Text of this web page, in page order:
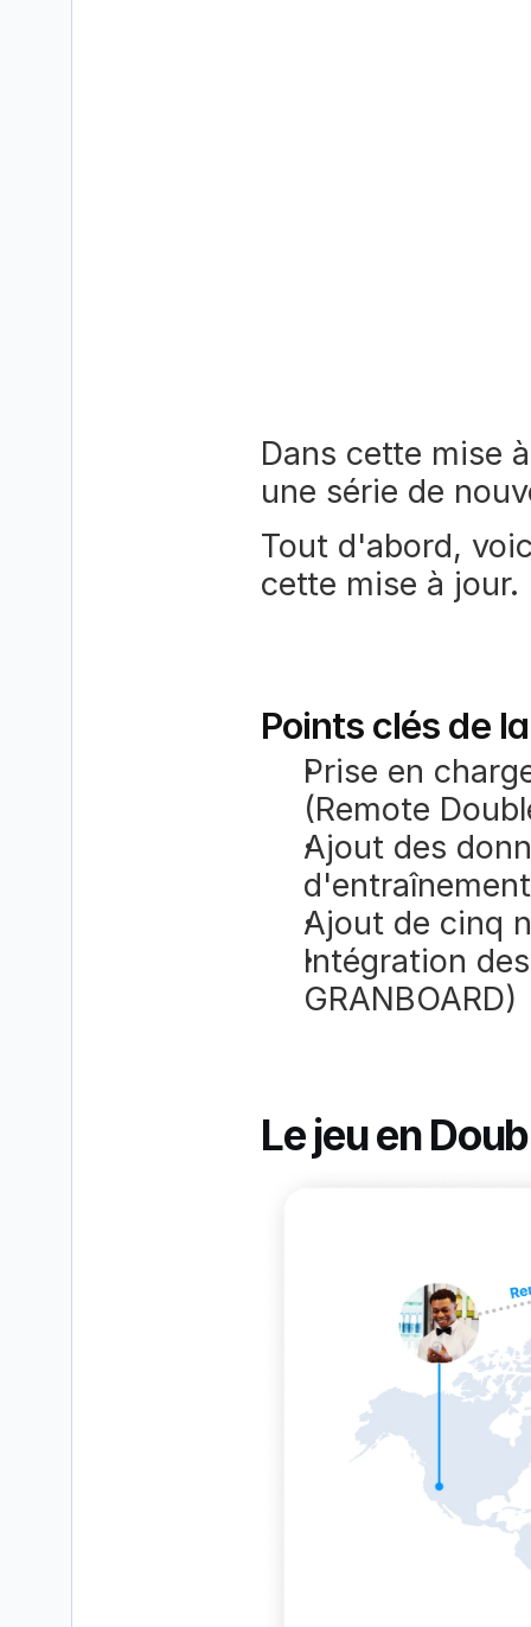
Dans cette mise
une série de
Tout d'abord,
cette mise à jour.
Points clés de
Prise en
(Remote
Ajout des
Ajout de cinq
Intégration
GRANBOARD)
Le jeu en